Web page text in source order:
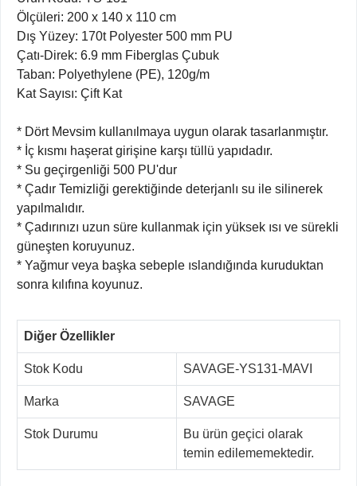
Ölçüleri: 200 x 140 x 110 cm
Dış Yüzey: 170t Polyester 500 mm PU
Çatı-Direk: 6.9 mm Fiberglas Çubuk
Taban: Polyethylene (PE), 120g/m
Kat Sayısı: Çift Kat
* Dört Mevsim kullanılmaya uygun olarak tasarlanmıştır.
* İç kısmı haşerat girişine karşı tüllü yapıdadır.
* Su geçirgenliği 500 PU'dur
* Çadır Temizliği gerektiğinde deterjanlı su ile silinerek
yapılmalıdır.
* Çadırınızı uzun süre kullanmak için yüksek ısı ve sürekli
güneşten koruyunuz.
* Yağmur veya başka sebeple ıslandığında kuruduktan
sonra kılıfına koyunuz.
Diğer Özellikler
Stok Kodu SAVAGE-YS131-MAVI
Marka SAVAGE
Stok Durumu
Bu ürün geçici olarak
temin edilememektedir.